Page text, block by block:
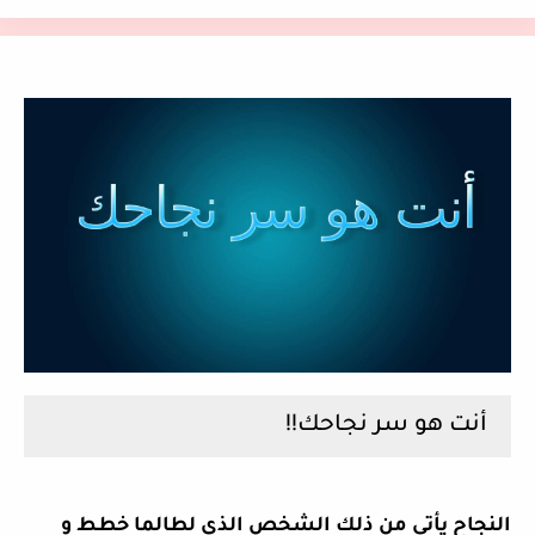
أنت هو سر نجاحك!!
النجاح يأتي من ذلك الشخص الذي لطالما خطط و